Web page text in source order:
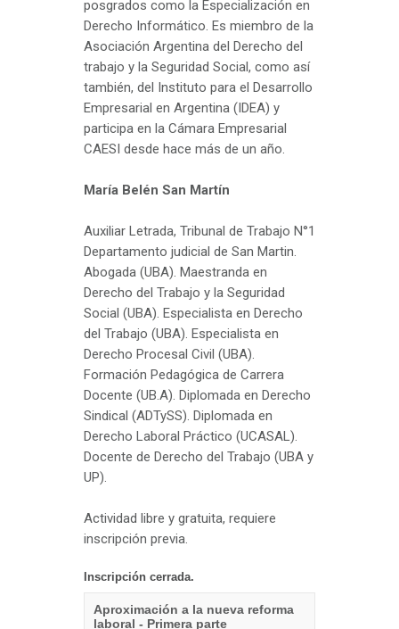
posgrados como la Especialización en
Derecho Informático. Es miembro de la
Asociación Argentina del Derecho del
trabajo y la Seguridad Social, como así
también, del Instituto para el Desarrollo
Empresarial en Argentina (IDEA) y
participa en la Cámara Empresarial
CAESI desde hace más de un año.
María Belén San Martín
Auxiliar Letrada, Tribunal de Trabajo N°1
Departamento judicial de San Martin.
Abogada (UBA). Maestranda en
Derecho del Trabajo y la Seguridad
Social (UBA). Especialista en Derecho
del Trabajo (UBA). Especialista en
Derecho Procesal Civil (UBA).
Formación Pedagógica de Carrera
Docente (UB.A). Diplomada en Derecho
Sindical (ADTySS). Diplomada en
Derecho Laboral Práctico (UCASAL).
Docente de Derecho del Trabajo (UBA y
UP).
Actividad libre y gratuita, requiere
inscripción previa.